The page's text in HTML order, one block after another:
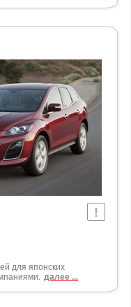
для японских
далее ...